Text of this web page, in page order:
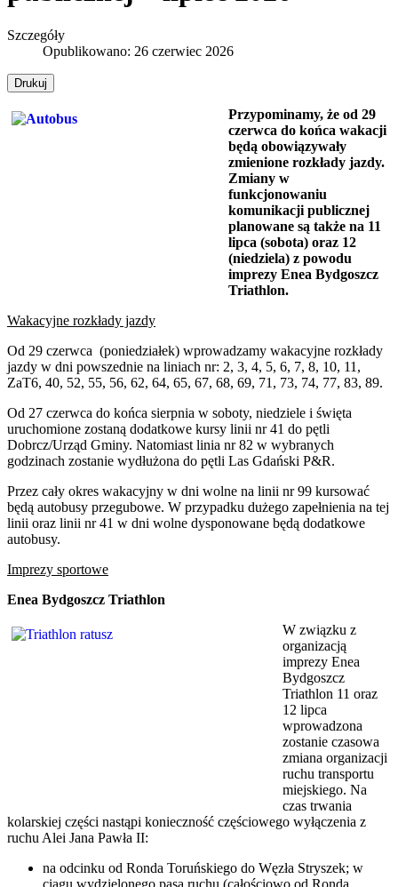
Szczegóły
Opublikowano: 26 czerwiec 2026
Drukuj
Przypominamy, że od 29
czerwca do końca wakacji
będą obowiązywały
zmienione rozkłady jazdy.
Zmiany w
funkcjonowaniu
komunikacji publicznej
planowane są także na 11
lipca (sobota) oraz 12
(niedziela) z powodu
imprezy Enea Bydgoszcz
Triathlon.
Wakacyjne rozkłady jazdy
Od 29 czerwca (poniedziałek) wprowadzamy wakacyjne rozkłady
jazdy w dni powszednie na liniach nr: 2, 3, 4, 5, 6, 7, 8, 10, 11,
ZaT6, 40, 52, 55, 56, 62, 64, 65, 67, 68, 69, 71, 73, 74, 77, 83, 89.
Od 27 czerwca do końca sierpnia w soboty, niedziele i święta
uruchomione zostaną dodatkowe kursy linii nr 41 do pętli
Dobrcz/Urząd Gminy. Natomiast linia nr 82 w wybranych
godzinach zostanie wydłużona do pętli Las Gdański P&R.
Przez cały okres wakacyjny w dni wolne na linii nr 99 kursować
będą autobusy przegubowe. W przypadku dużego zapełnienia na tej
linii oraz linii nr 41 w dni wolne dysponowane będą dodatkowe
autobusy.
Imprezy sportowe
Enea Bydgoszcz Triathlon
W związku z
organizacją
imprezy Enea
Bydgoszcz
Triathlon 11 oraz
12 lipca
wprowadzona
zostanie czasowa
zmiana organizacji
ruchu transportu
miejskiego. Na
czas trwania
kolarskiej części nastąpi konieczność częściowego wyłączenia z
ruchu Alei Jana Pawła II:
na odcinku od Ronda Toruńskiego do Węzła Stryszek; w
ciągu wydzielonego pasa ruchu (całościowo od Ronda